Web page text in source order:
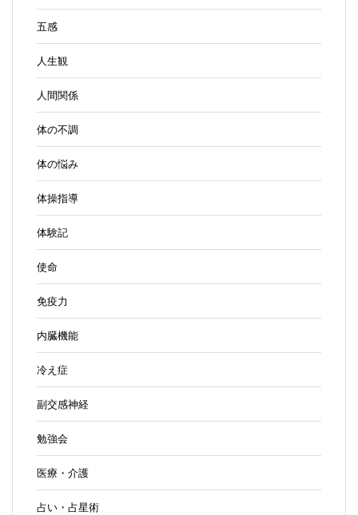
五感
人生観
人間関係
体の不調
体の悩み
体操指導
体験記
使命
免疫力
内臓機能
冷え症
副交感神経
勉強会
医療・介護
占い・占星術